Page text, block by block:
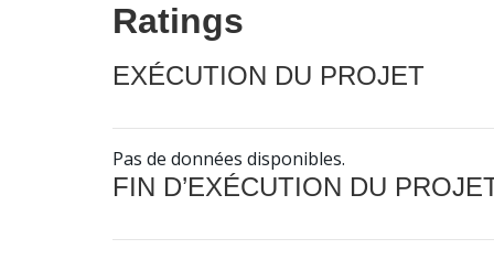
Ratings
EXÉCUTION DU PROJET
Pas de données disponibles.
FIN D’EXÉCUTION DU